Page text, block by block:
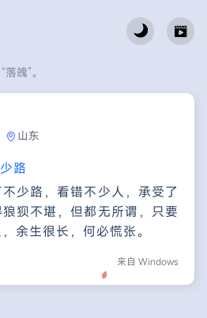
魄”。
山东
路
少路，看错不少人，承受了
狈不堪，但都无所谓，只要
余生很长，何必慌张。
来自 Windows